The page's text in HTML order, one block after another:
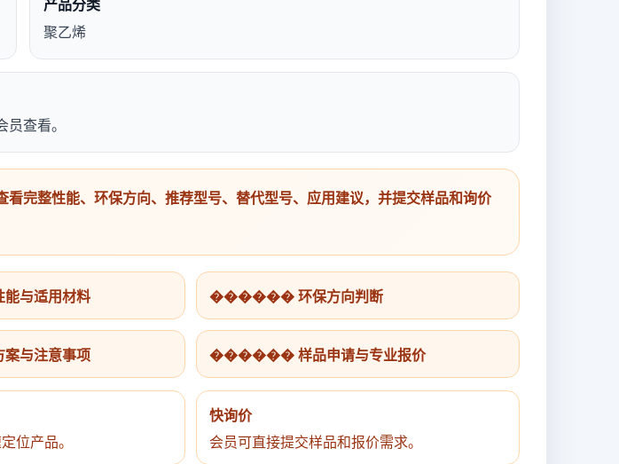
产品分类
聚乙烯
查看。
完整性能、环保方向、推荐型号、替代型号、应用建议，并提交样品和询价
与适用材料 ������ 环保方向判断
与注意事项 ������ 样品申请与专业报价
位产品。
快询价
会员可直接提交样品和报价需求。